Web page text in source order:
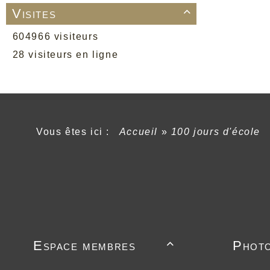

Visites
604966 visiteurs
28 visiteurs en ligne
Vous êtes ici : Accueil » 100 jours d'école

Espace membres